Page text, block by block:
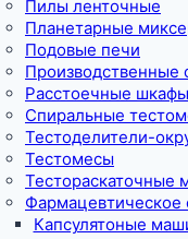
Пилы ленточные
Планетарные
Подовые печи
Производственные
Расстоечные шкафы
Спиральные
Тестоделители-
Тестомесы
Тестораскаточные
Фармацевтическое
Капсулятоные